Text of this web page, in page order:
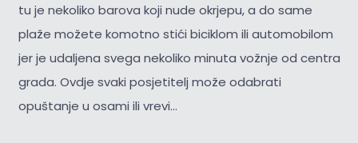
tu je nekoliko barova koji nude okrjepu, a do same
plaže možete komotno stići biciklom ili automobilom
jer je udaljena svega nekoliko minuta vožnje od centra
grada. Ovdje svaki posjetitelj može odabrati
opuštanje u osami ili vrevi...